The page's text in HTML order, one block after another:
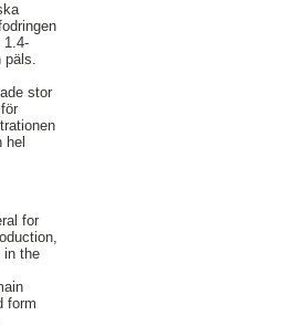
1.4-
päls.
stor
hel
for
in the
form